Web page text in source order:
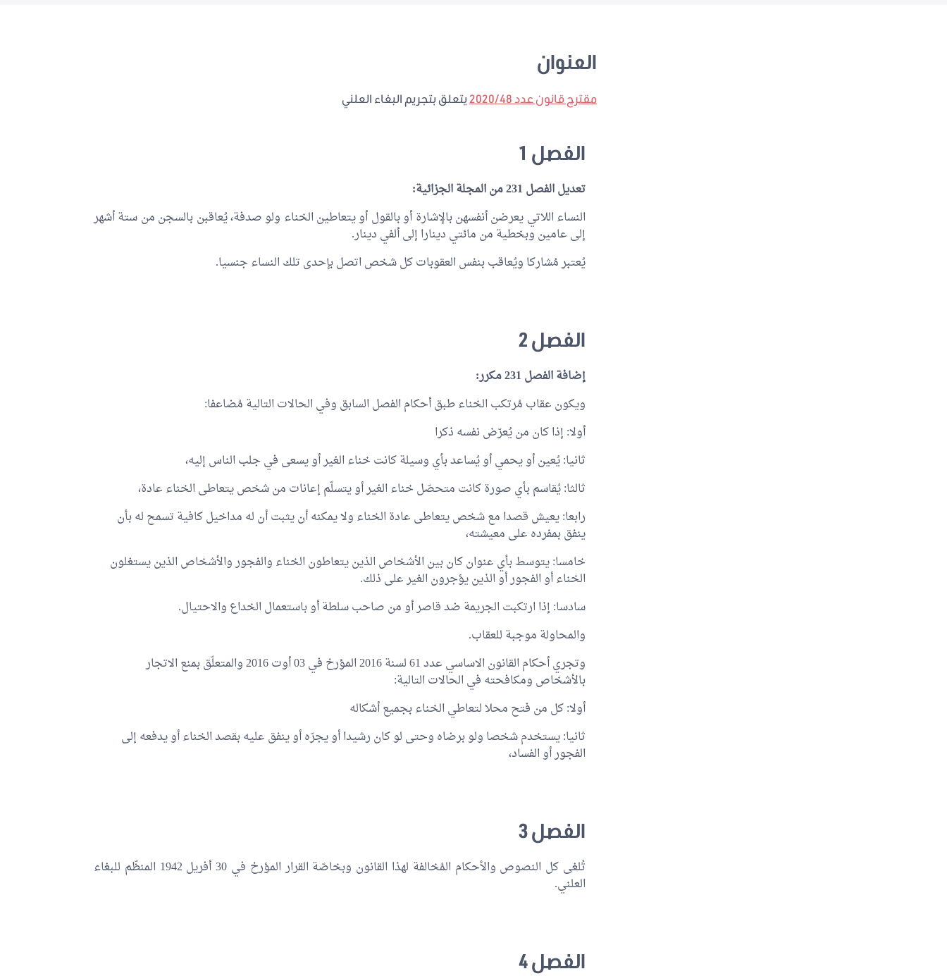
العنوان
مقترح قانون عدد 2020/48 يتعلق بتجريم البغاء العلني
الفصل 1
تعديل الفصل 231 من المجلة الجزائية:
النساء اللاتي يعرضن أنفسهن بالإشارة أو بالقول أو يتعاطين الخناء ولو صدفة، يُعاقبن بالسجن من ستة أشهر
إلى عامين وبخطية من مائتي دينارا إلى ألفي دينار.
يُعتبر مُشاركا ويُعاقب بنفس العقوبات كل شخص اتصل بإحدى تلك النساء جنسيا.
الفصل 2
إضافة الفصل 231 مكرر:
ويكون عقاب مُرتكب الخناء طبق أحكام الفصل السابق وفي الحالات التالية مُضاعفا:
أولا: إذا كان من يُعرّض نفسه ذكرا
ثانيا: يُعين أو يحمي أو يُساعد بأي وسيلة كانت خناء الغير أو يسعى في جلب الناس إليه،
ثالثا: يُقاسم بأي صورة كانت متحصّل خناء الغير أو يتسلّم إعانات من شخص يتعاطى الخناء عادة،
رابعا: يعيش قصدا مع شخص يتعاطى عادة الخناء ولا يمكنه أن يثبت أن له مداخيل كافية تسمح له بأن
ينفق بمفرده على معيشته،
خامسا: يتوسط بأي عنوان كان بين الأشخاص الذين يتعاطون الخناء والفجور والأشخاص الذين يستغلون
الخناء أو الفجور أو الذين يؤجرون الغير على ذلك.
سادسا: إذا ارتكبت الجريمة ضد قاصر أو من صاحب سلطة أو باستعمال الخداع والاحتيال.
والمحاولة موجبة للعقاب.
وتجري أحكام القانون الاساسي عدد 61 لسنة 2016 المؤرخ في 03 أوت 2016 والمتعلّق بمنع الاتجار
بالأشخاص ومكافحته في الحالات التالية:
أولا: كل من فتح محلا لتعاطي الخناء بجميع أشكاله
ثانيا: يستخدم شخصا ولو برضاه وحتى لو كان رشيدا أو يجرّه أو ينفق عليه بقصد الخناء أو يدفعه إلى
الفجور أو الفساد،
الفصل 3
تُلغى كل النصوص والأحكام المُخالفة لهذا القانون وبخاصّة القرار المؤرخ في 30 أفريل 1942 المنظّم للبغاء
العلني.
الفصل 4